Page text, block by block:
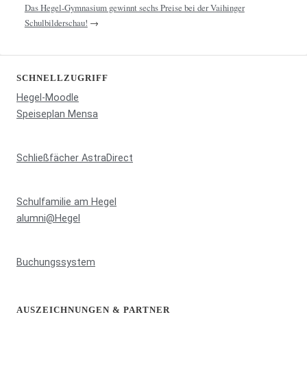
Das Hegel-Gymnasium gewinnt sechs Preise bei der Vaihinger
Schulbilderschau! →
SCHNELLZUGRIFF
Hegel-Moodle
Speiseplan Mensa
Schließfächer AstraDirect
Schulfamilie am Hegel
alumni@Hegel
Buchungssystem
AUSZEICHNUNGEN & PARTNER